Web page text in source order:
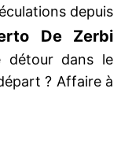
depuis
De Zerbi
détour dans le
? Affaire à